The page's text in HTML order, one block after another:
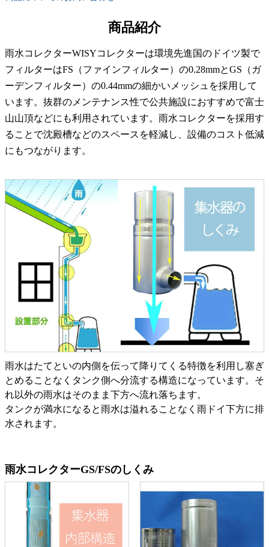
商品紹介
雨水コレクターWISYコレクターは環境先進国のドイツ製で
フィルターはFS（ファインフィルター）の0.28mmとGS（ガ
ーデンフィルター）の0.44mmの細かいメッシュを採用して
います。抜群のメンテナンス性で公共施設におすすめで富士
山山頂などにも利用されています。雨水コレクターを採用す
ることで沈殿槽などのスペースを軽減し、設備のコスト低減
にもつながります。
雨水はたてといの内側を伝って降りてくる特徴を利用し塞ぎ
とめることなくタンク側へ分流する構造になっています。そ
れ以外の雨水はそのまま下方へ流れ落ちます。
タンクが満水になると雨水は溢れることなく雨ドイ下方に排
水されます。
雨水コレクターGS/FSのしくみ